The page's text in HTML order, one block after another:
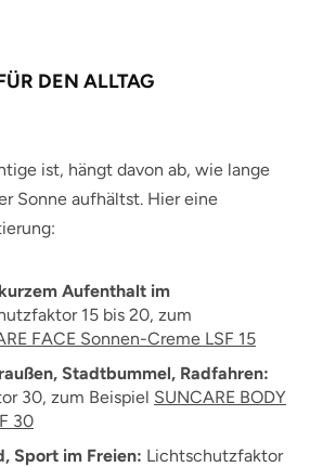
DEN ALLTAG
ist, hängt davon ab, wie lange
Sonne aufhältst. Hier eine
Aufenthalt im
15 bis 20, zum
FACE Sonnen-Creme LSF 15
Stadtbummel, Radfahren:
30, zum Beispiel SUNCARE BODY
30
Sport im Freien: Lichtschutzfaktor